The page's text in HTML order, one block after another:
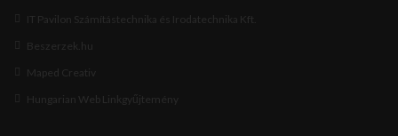
IT Pavilon Számítástechnika és Irodatechnika Kft.
Beszerzek.hu
Maped Creativ
Hungarian Web Linkgyűjtemény